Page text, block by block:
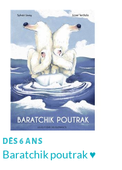
DÈS 6 ANS
Baratchik poutrak ♥